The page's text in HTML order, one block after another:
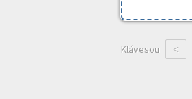
Klávesou <